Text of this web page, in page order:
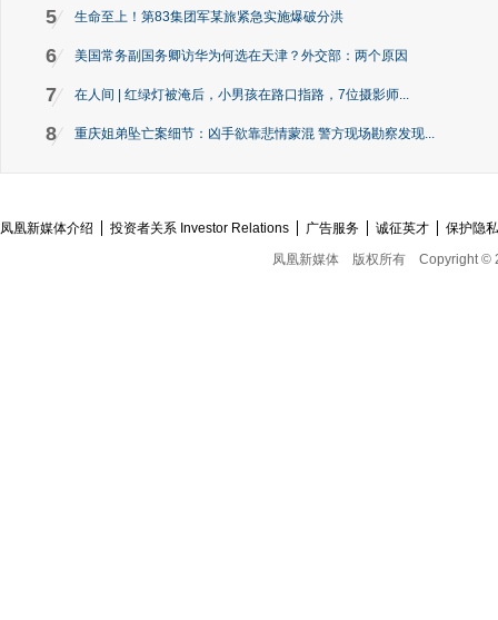
5 生命至上！第83集团军某旅紧急实施爆破分洪
6 美国常务副国务卿访华为何选在天津？外交部：两个原因
7 在人间 | 红绿灯被淹后，小男孩在路口指路，7位摄影师...
8 重庆姐弟坠亡案细节：凶手欲靠悲情蒙混 警方现场勘察发现...
凤凰新媒体介绍 投资者关系 Investor Relations 广告服务 诚征英才
保护隐
凤凰新媒体
版权所有 Copyright ©